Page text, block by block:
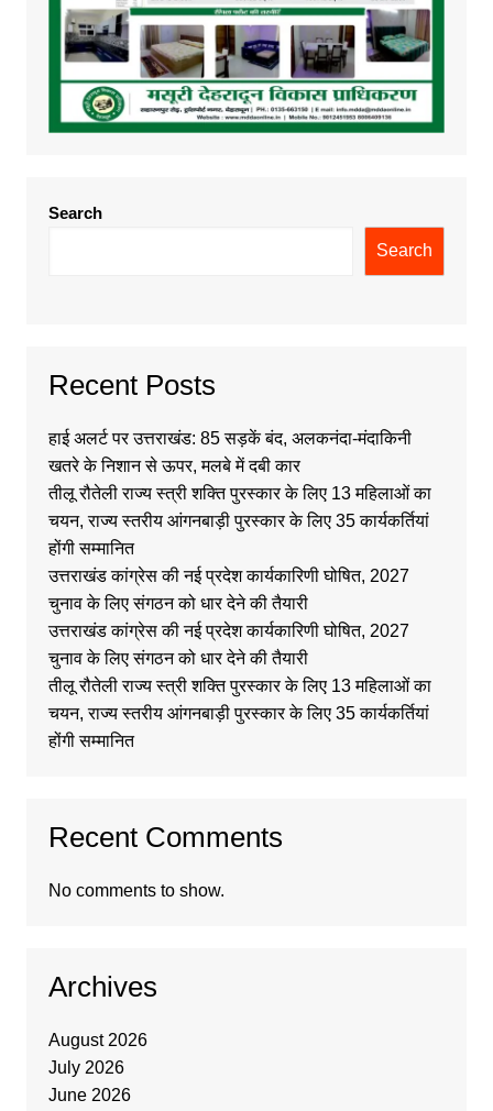
Search
Search
Recent Posts
हाई अलर्ट पर उत्तराखंड: 85 सड़कें बंद, अलकनंदा-मंदाकिनी
खतरे के निशान से ऊपर, मलबे में दबी कार
तीलू रौतेली राज्य स्त्री शक्ति पुरस्कार के लिए 13 महिलाओं का
चयन, राज्य स्तरीय आंगनबाड़ी पुरस्कार के लिए 35 कार्यकर्तियां
होंगी सम्मानित
उत्तराखंड कांग्रेस की नई प्रदेश कार्यकारिणी घोषित, 2027
चुनाव के लिए संगठन को धार देने की तैयारी
उत्तराखंड कांग्रेस की नई प्रदेश कार्यकारिणी घोषित, 2027
चुनाव के लिए संगठन को धार देने की तैयारी
तीलू रौतेली राज्य स्त्री शक्ति पुरस्कार के लिए 13 महिलाओं का
चयन, राज्य स्तरीय आंगनबाड़ी पुरस्कार के लिए 35 कार्यकर्तियां
होंगी सम्मानित
Recent Comments
No comments to show.
Archives
August 2026
July 2026
June 2026